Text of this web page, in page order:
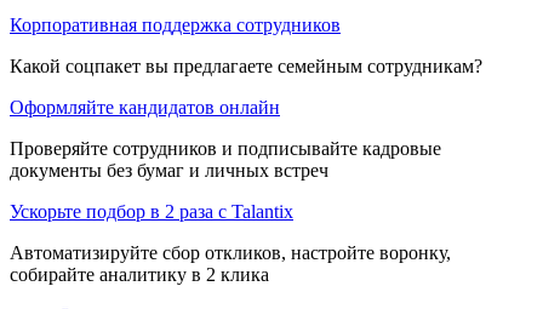
Корпоративная поддержка сотрудников
Какой соцпакет вы предлагаете семейным сотрудникам?
Оформляйте кандидатов онлайн
Проверяйте сотрудников и подписывайте кадровые
документы без бумаг и личных встреч
Ускорьте подбор в 2 раза с Talantix
Автоматизируйте сбор откликов, настройте воронку,
собирайте аналитику в 2 клика